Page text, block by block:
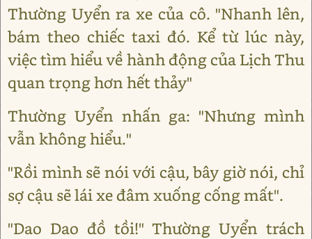
Thường Uyển ra xe của cô. "Nhanh lên,
bám theo chiếc taxi đó. Kể từ lúc này,
việc tìm hiểu về hành động của Lịch Thu
quan trọng hơn hết thảy"
Thường Uyển nhấn ga: "Nhưng mình
vẫn không hiểu."
"Rồi mình sẽ nói với cậu, bây giờ nói, chỉ
sợ cậu sẽ lái xe đâm xuống cống mất".
"Dao Dao đồ tồi!" Thường Uyển trách